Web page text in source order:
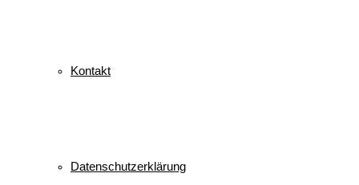
Kontakt
Datenschutzerklärung